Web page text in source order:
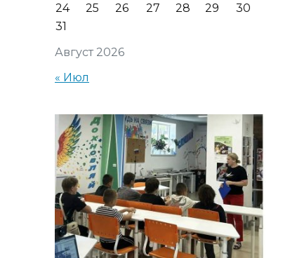
Август 2026
24
25 26 27 28 29
30
31
« Июл